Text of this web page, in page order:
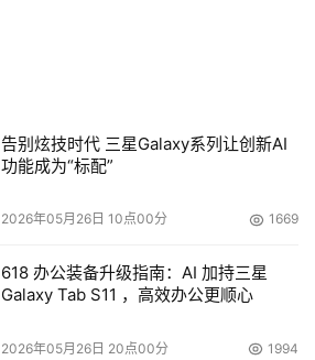
告别炫技时代 三星Galaxy系列让创新AI
功能成为“标配”
2026年05月26日 10点00分 1669
618 办公装备升级指南：AI 加持三星
Galaxy Tab S11 ，高效办公更顺心
2026年05月26日 20点00分 1994